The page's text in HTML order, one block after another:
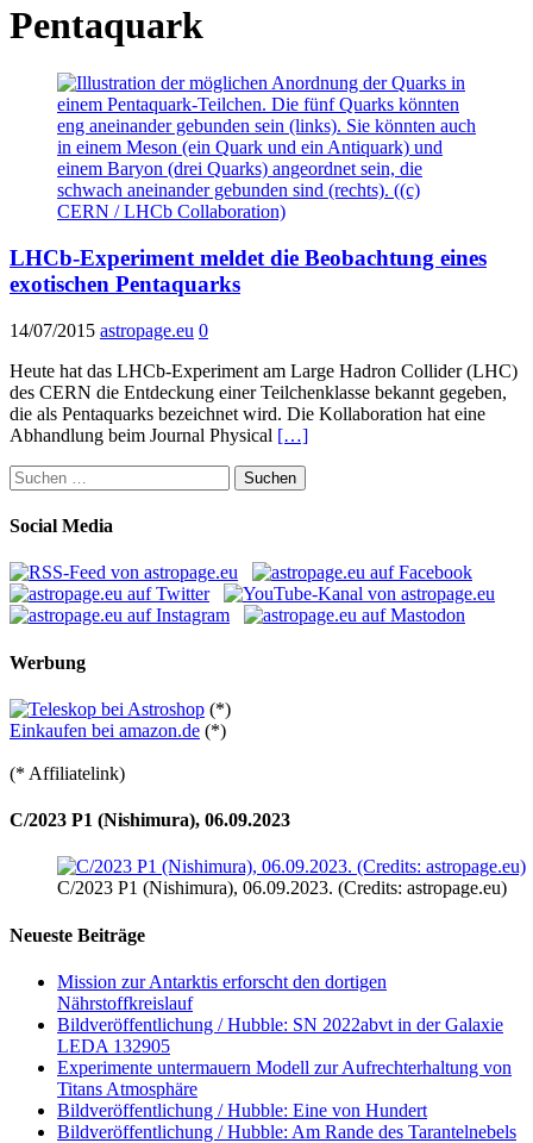
Pentaquark
LHCb-Experiment meldet die Beobachtung eines
exotischen Pentaquarks
14/07/2015 astropage.eu 0
Heute hat das LHCb-Experiment am Large Hadron Collider (LHC)
des CERN die Entdeckung einer Teilchenklasse bekannt gegeben,
die als Pentaquarks bezeichnet wird. Die Kollaboration hat eine
Abhandlung beim Journal Physical […]
Suchen
nach:
Social Media
Werbung
(*)
Einkaufen bei amazon.de (*)
(* Affiliatelink)
C/2023 P1 (Nishimura), 06.09.2023
C/2023 P1 (Nishimura), 06.09.2023. (Credits: astropage.eu)
Neueste Beiträge
Mission zur Antarktis erforscht den dortigen
Nährstoffkreislauf
Bildveröffentlichung / Hubble: SN 2022abvt in der Galaxie
LEDA 132905
Experimente untermauern Modell zur Aufrechterhaltung von
Titans Atmosphäre
Bildveröffentlichung / Hubble: Eine von Hundert
Bildveröffentlichung / Hubble: Am Rande des Tarantelnebels